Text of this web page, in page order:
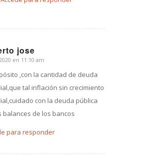
jose
en 11:10 am
,con la cantidad de deuda
tal inflación sin crecimiento
con la deuda pública
balances de los bancos
para responder